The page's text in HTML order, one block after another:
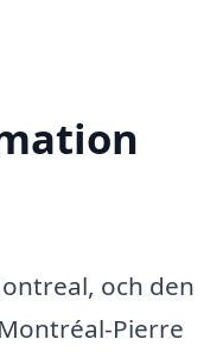
och den
Pierre